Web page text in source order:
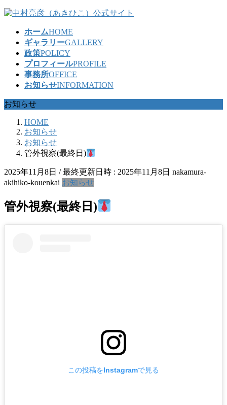
コ
ッ
プ
ナ
移
動
ホームHOME
ギャラリーGALLERY
政策POLICY
プロフィールPROFILE
事務所OFFICE
お知らせINFORMATION
お知らせ
HOME
お知らせ
お知らせ
管外視察(最終日)
2025年11月8日 / 最終更新日時 : 2025年11月8日 nakamura-
akihiko-kouenkai お知らせ
管外視察(最終日)
この投稿をInstagramで見る